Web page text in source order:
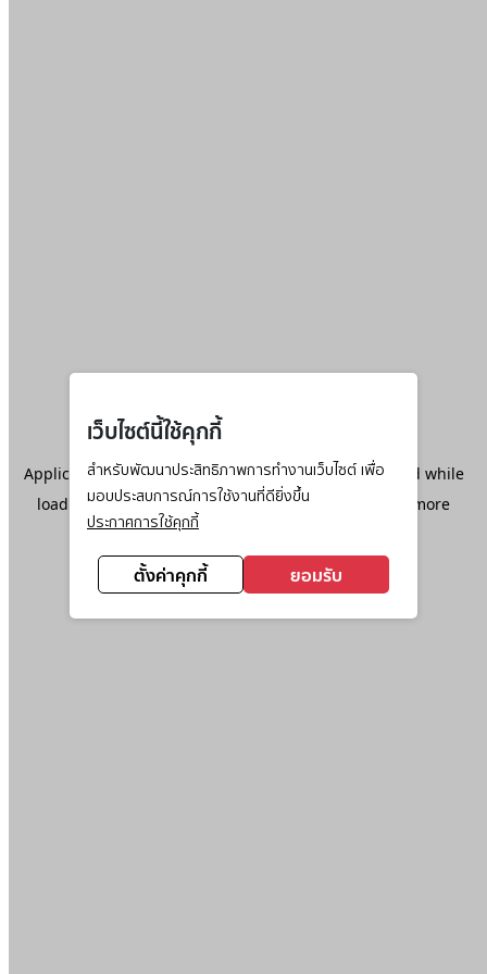
เว็บไซต์นี้ใช้คุกกี้
สำหรับพัฒนาประสิทธิภาพการทำงานเว็บไซต์ เพื่อ
มอบประสบการณ์การใช้งานที่ดียิ่งขึ้น
ประกาศการใช้คุกกี้
ตั้งค่าคุกกี้ ยอมรับ
Application error: aclient-side exception has occurred while
loadingwww.ktc.co.th(see the browser console
for more
information).